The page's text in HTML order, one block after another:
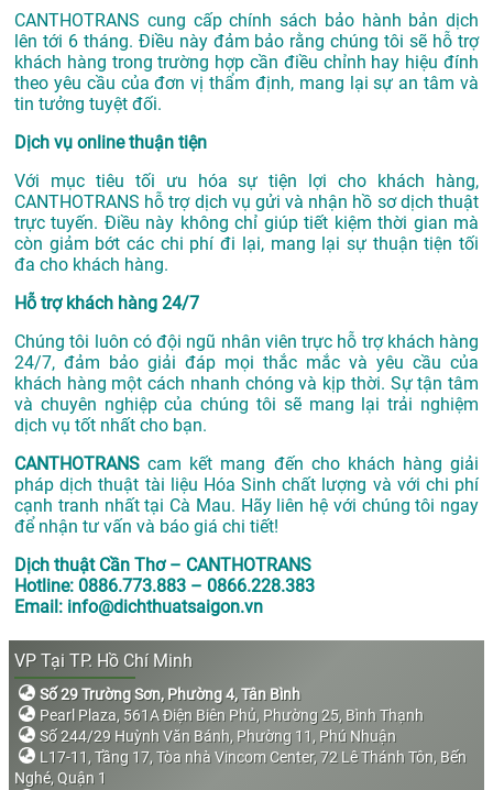
CANTHOTRANS cung cấp chính sách bảo hành bản dịch
lên tới 6 tháng. Điều này đảm bảo rằng chúng tôi sẽ hỗ trợ
khách hàng trong trường hợp cần điều chỉnh hay hiệu đính
theo yêu cầu của đơn vị thẩm định, mang lại sự an tâm và
tin tưởng tuyệt đối.
Dịch vụ online thuận tiện
Với mục tiêu tối ưu hóa sự tiện lợi cho khách hàng,
CANTHOTRANS hỗ trợ dịch vụ gửi và nhận hồ sơ dịch thuật
trực tuyến. Điều này không chỉ giúp tiết kiệm thời gian mà
còn giảm bớt các chi phí đi lại, mang lại sự thuận tiện tối
đa cho khách hàng.
Hỗ trợ khách hàng 24/7
Chúng tôi luôn có đội ngũ nhân viên trực hỗ trợ khách hàng
24/7, đảm bảo giải đáp mọi thắc mắc và yêu cầu của
khách hàng một cách nhanh chóng và kịp thời. Sự tận tâm
và chuyên nghiệp của chúng tôi sẽ mang lại trải nghiệm
dịch vụ tốt nhất cho bạn.
CANTHOTRANS cam kết mang đến cho khách hàng giải
pháp dịch thuật tài liệu Hóa Sinh chất lượng và với chi phí
cạnh tranh nhất tại Cà Mau. Hãy liên hệ với chúng tôi ngay
để nhận tư vấn và báo giá chi tiết!
Dịch thuật Cần Thơ – CANTHOTRANS
Hotline: 0886.773.883 – 0866.228.383
Email: info@dichthuatsaigon.vn
VP Tại TP. Hồ Chí Minh
Số 29 Trường Sơn, Phường 4, Tân Bình
Pearl Plaza, 561A Điện Biên Phủ, Phường 25, Bình Thạnh
Số 244/29 Huỳnh Văn Bánh, Phường 11, Phú Nhuận
L17-11, Tầng 17, Tòa nhà Vincom Center, 72 Lê Thánh Tôn, Bến
Nghé, Quận 1